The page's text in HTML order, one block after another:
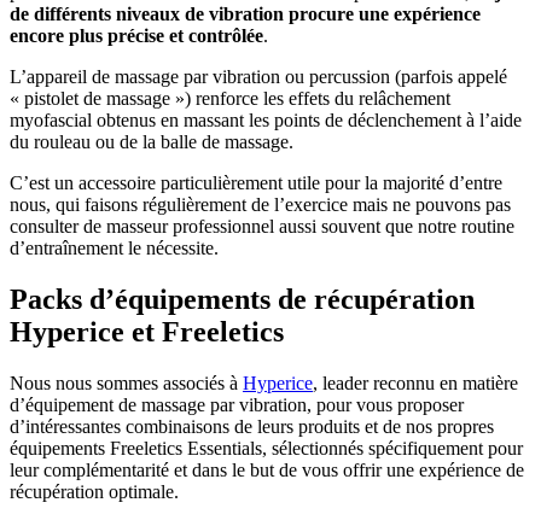
de différents niveaux de vibration procure une expérience
encore plus précise et contrôlée.
L’appareil de massage par vibration ou percussion (parfois appelé
« pistolet de massage ») renforce les effets du relâchement
myofascial obtenus en massant les points de déclenchement à l’aide
du rouleau ou de la balle de massage.
C’est un accessoire particulièrement utile pour la majorité d’entre
nous, qui faisons régulièrement de l’exercice mais ne pouvons pas
consulter de masseur professionnel aussi souvent que notre routine
d’entraînement le nécessite.
Packs d’équipements de récupération
Hyperice et Freeletics
Nous nous sommes associés à Hyperice, leader reconnu en matière
d’équipement de massage par vibration, pour vous proposer
d’intéressantes combinaisons de leurs produits et de nos propres
équipements Freeletics Essentials, sélectionnés spécifiquement pour
leur complémentarité et dans le but de vous offrir une expérience de
récupération optimale.